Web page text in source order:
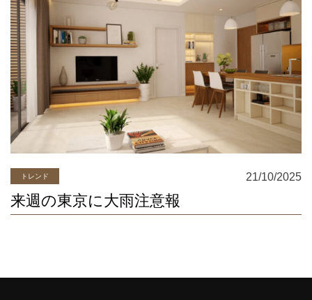
トレンド
来週の東京に大雨注意報
21/10/2025